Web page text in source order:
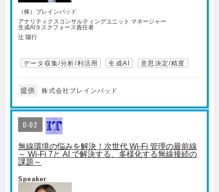
（株）ブレインパッド
アナリティクスコンサルティングユニット マネージャー
生成AIタスクフォース責任者
辻 陽行
データ収集/分析/利活用 生成AI 意思決定/精度
提供 株式会社ブレインパッド
D-02
無線環境の悩みを解決！次世代 Wi-Fi 管理の最前線
～ Wi-Fi 7と AI で解決する、多様化する無線接続の
課題～
Speaker